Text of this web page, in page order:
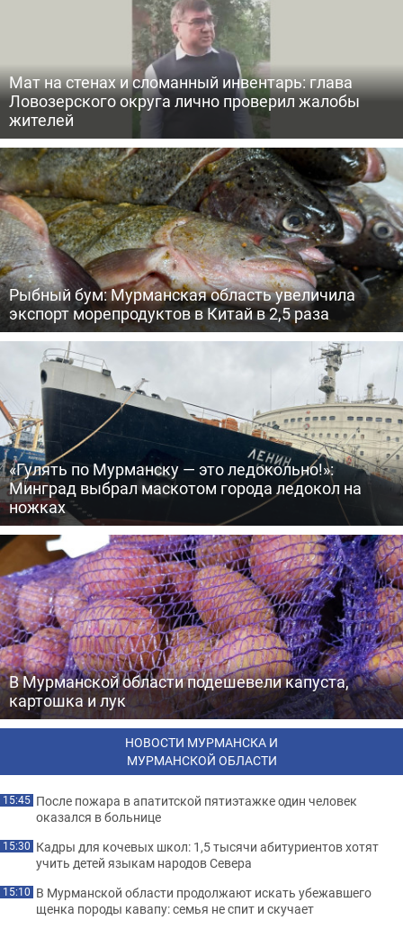
Мат на стенах и сломанный инвентарь: глава
Ловозерского округа лично проверил жалобы
жителей
Рыбный бум: Мурманская область увеличила
экспорт морепродуктов в Китай в 2,5 раза
«Гулять по Мурманску — это ледокольно!»:
Минград выбрал маскотом города ледокол на
ножках
В Мурманской области подешевели капуста,
картошка и лук
НОВОСТИ МУРМАНСКА И
МУРМАНСКОЙ ОБЛАСТИ
15:45 После пожара в апатитской пятиэтажке один человек
оказался в больнице
15:30 Кадры для кочевых школ: 1,5 тысячи абитуриентов хотят
учить детей языкам народов Севера
15:10 В Мурманской области продолжают искать убежавшего
щенка породы кавапу: семья не спит и скучает